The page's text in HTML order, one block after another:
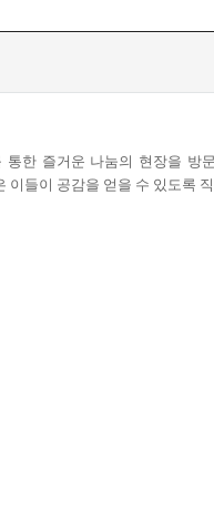
한 즐거운 나눔의 현장을 방
이들이 공감을 얻을 수 있도록